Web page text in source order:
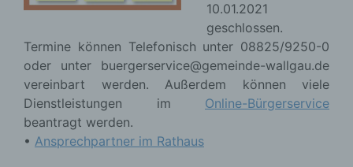
10.01.2021
geschlossen.
Termine können Telefonisch unter 08825/9250-0
oder unter buergerservice@gemeinde-wallgau.de
vereinbart werden. Außerdem können viele
Dienstleistungen im Online-Bürgerservice
beantragt werden.
• Ansprechpartner im Rathaus